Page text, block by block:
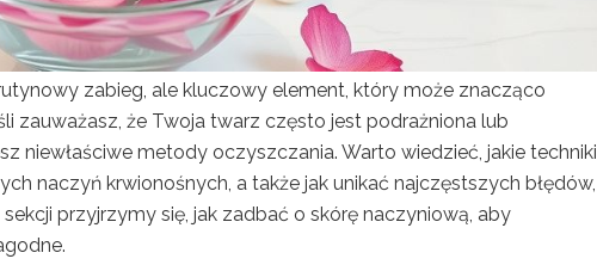
zabieg, ale kluczowy element, który może znacząco
zauważasz, że Twoja twarz często jest podrażniona lub
niewłaściwe metody oczyszczania. Warto wiedzieć, jakie techniki
naczyń krwionośnych, a także jak unikać najczęstszych błędów,
przyjrzymy się, jak zadbać o skórę naczyniową, aby